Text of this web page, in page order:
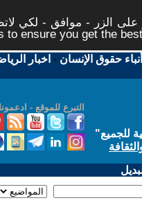
الزر - موافق - لكي
to ensure you get the
حقوق الإنسان - اخبار
التبرع للموقع - ادعمونا
للجميع"